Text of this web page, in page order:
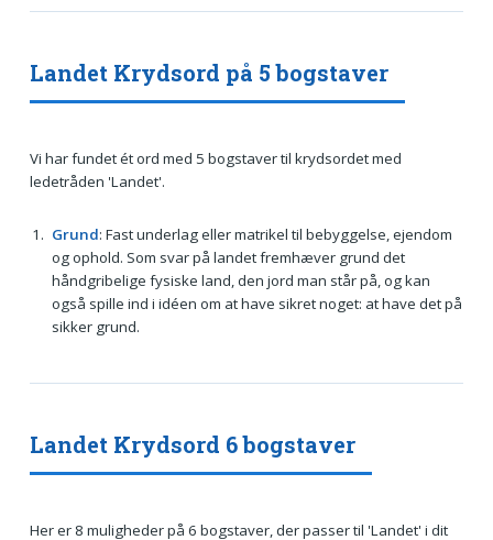
Landet Krydsord på 5 bogstaver
Vi har fundet ét ord med 5 bogstaver til krydsordet med
ledetråden 'Landet'.
Grund: Fast underlag eller matrikel til bebyggelse, ejendom
og ophold. Som svar på landet fremhæver grund det
håndgribelige fysiske land, den jord man står på, og kan
også spille ind i idéen om at have sikret noget: at have det på
sikker grund.
Landet Krydsord 6 bogstaver
Her er 8 muligheder på 6 bogstaver, der passer til 'Landet' i dit